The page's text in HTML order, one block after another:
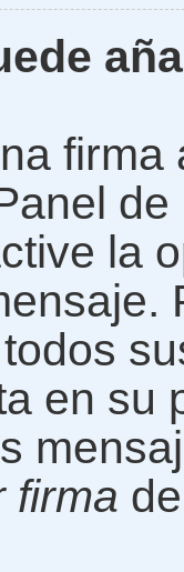
la
en su
firma